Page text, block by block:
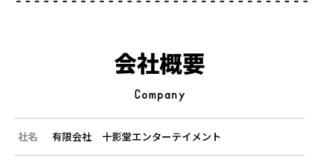
会社概要
Company
社名 有限会社 十影堂エンターテイメント